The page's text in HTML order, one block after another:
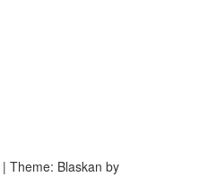
| Theme: Blaskan by